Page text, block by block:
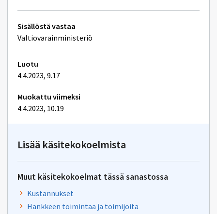
Tekniset
lisätiedot
Sisällöstä vastaa
Valtiovarainministeriö
Luotu
4.4.2023, 9.17
Muokattu viimeksi
4.4.2023, 10.19
Lisää käsitekokoelmista
Muut käsitekokoelmat tässä sanastossa
Kustannukset
Hankkeen toimintaa ja toimijoita